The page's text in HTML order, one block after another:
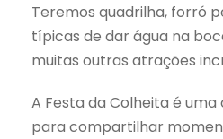
Teremos quadrilha, forró
típicas de dar água na
muitas outras atrações
A Festa da Colheita é
para compartilhar